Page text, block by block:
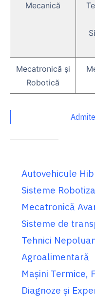
Mecanică
Mecatronică şi
Robotică
Autovehicule
Sisteme
Mecatronică
Sisteme de
Tehnici
Agroalimentară
Maşini Termice,
Diagnoze şi